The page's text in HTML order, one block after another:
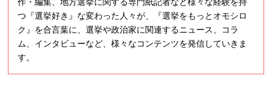
つ『選挙好き』な変わった人々が、『選挙をもっとオモシロ
ク』を合言葉に、選挙や政治家に関連するニュース、コラ
ム、インタビューなど、様々なコンテンツを発信していきま
す。